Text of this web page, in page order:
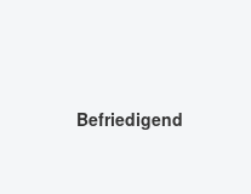
Befriedigend